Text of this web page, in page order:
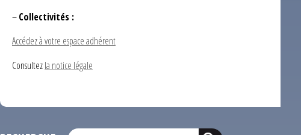
–Collectivités :
Accédez à votre espace adhérent
Consultezla notice légale